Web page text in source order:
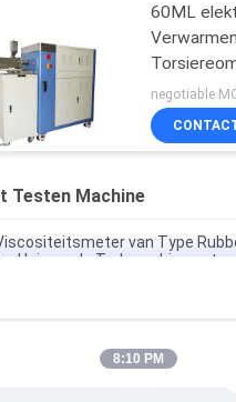
60ML
Verwarmen
Waaier 0-
negotiable
Testen Machine
van Type
Universele Trekmachine
gebruikte Enige de
Rubber het Testen
Charpy-Effect
8:10 PM